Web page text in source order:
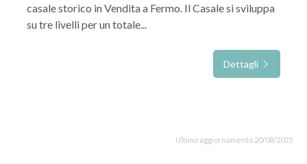
casale storico in Vendita a Fermo. Il Casale si sviluppa
su tre livelli per un totale...
Dettagli
Ultimo aggiornamento 20/08/2025